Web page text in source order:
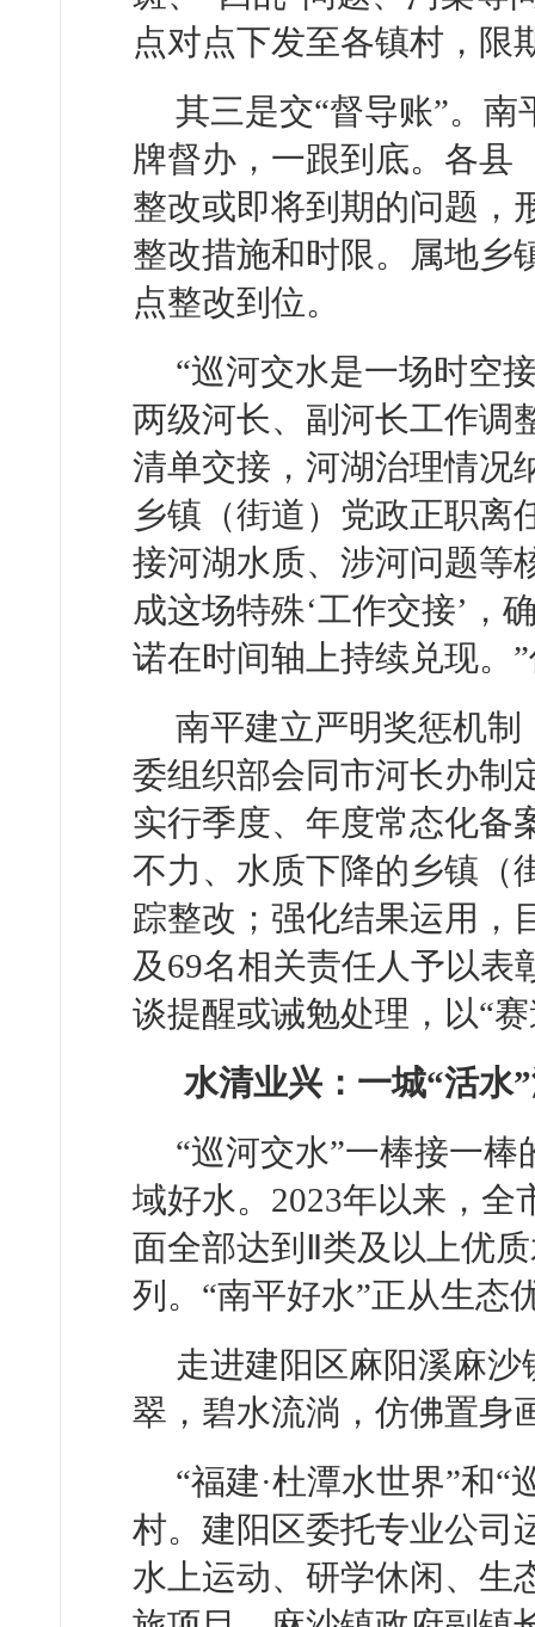
点对点下发至各镇村，限
其三是交“督导账”。
牌督办，一跟到底。各县
整改或即将到期的问题，
整改措施和时限。属地乡
点整改到位。
“巡河交水是一场时空
两级河长、副河长工作调
清单交接，河湖治理情况
乡镇（街道）党政正职离
接河湖水质、涉河问题等
成这场特殊‘工作交接’，
诺在时间轴上持续兑现。
南平建立严明奖惩机制
委组织部会同市河长办制
实行季度、年度常态化备
不力、水质下降的乡镇（
踪整改；强化结果运用，
及69名相关责任人予以表
谈提醒或诫勉处理，以“
水清业兴：一城“活水
“巡河交水”一棒接一
域好水。2023年以来，
面全部达到Ⅱ类及以上优
列。“南平好水”正从生态
走进建阳区麻阳溪麻
翠，碧水流淌，仿佛置身
“福建·杜潭水世界”和
村。建阳区委托专业公司
水上运动、研学休闲、生